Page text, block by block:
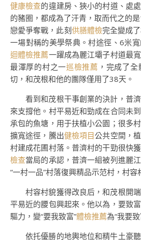
健康檢查的違建房、狹小的村道、處
的豬圈，都成為了汗青，取而代之的
戀愛爭奪戰，此刻供膳體檢完全變成
一場對稱的美學祭典。村途徑、6米
迴體檢推薦一躍成為麗江壩子村道最
最渾厚的村之一巡檢推薦 ，完成了
切，和茂根和他的團隊僅用了38天。
看到和茂根干事創業的決計，普
來支撐他。村平易近和勁成在合同未
承包的魚塘，用于扶植小公園；很多
擴寬途徑，騰出健檢項目公共空間，
村建成花圃村落。普濟村的干勁很快
檢查當局的承認，普濟一組被列進麗
“一村一品”村落復興精品示范村，村容
村容村貌獲得改良后，和茂根開
平易近的腰包興起來。他以為，要致
驅力，變“要我致富”體檢推薦為“我要致
依托優勝的地輿地位和精牛土豪